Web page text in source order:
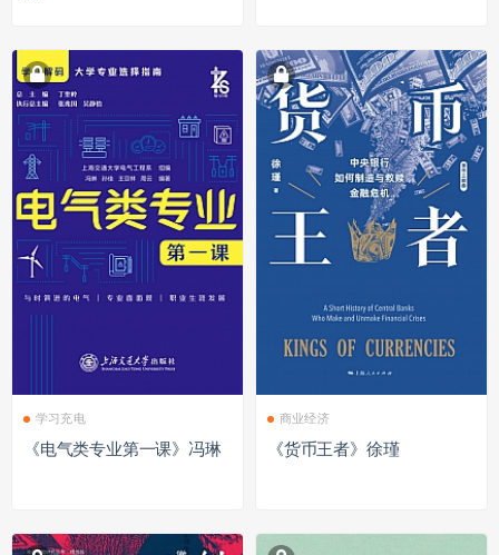
学习充电
《电气类专业第一课》冯琳
商业经济
《货币王者》徐瑾